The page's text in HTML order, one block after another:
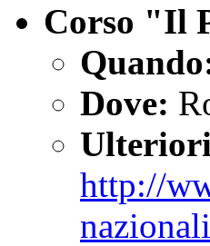
Corso "Il
Dove:
http://